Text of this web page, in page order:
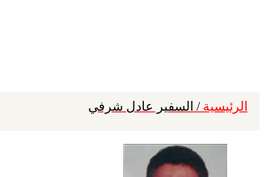
الرئيسية / السفير عادل شرفي